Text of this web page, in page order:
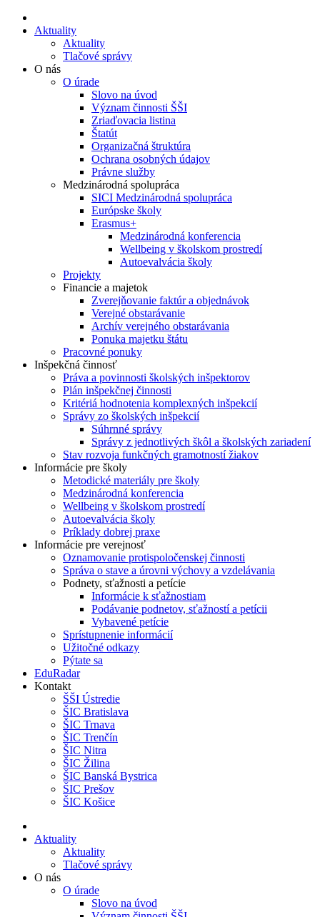
Aktuality
Aktuality
Tlačové správy
O nás
O úrade
Slovo na úvod
Význam činnosti ŠŠI
Zriaďovacia listina
Štatút
Organizačná štruktúra
Ochrana osobných údajov
Právne služby
Medzinárodná spolupráca
SICI Medzinárodná spolupráca
Európske školy
Erasmus+
Medzinárodná konferencia
Wellbeing v školskom prostredí
Autoevalvácia školy
Projekty
Financie a majetok
Zverejňovanie faktúr a objednávok
Verejné obstarávanie
Archív verejného obstarávania
Ponuka majetku štátu
Pracovné ponuky
Inšpekčná činnosť
Práva a povinnosti školských inšpektorov
Plán inšpekčnej činnosti
Kritériá hodnotenia komplexných inšpekcií
Správy zo školských inšpekcií
Súhrnné správy
Správy z jednotlivých škôl a školských zariadení
Stav rozvoja funkčných gramotností žiakov
Informácie pre školy
Metodické materiály pre školy
Medzinárodná konferencia
Wellbeing v školskom prostredí
Autoevalvácia školy
Príklady dobrej praxe
Informácie pre verejnosť
Oznamovanie protispoločenskej činnosti
Správa o stave a úrovni výchovy a vzdelávania
Podnety, sťažnosti a petície
Informácie k sťažnostiam
Podávanie podnetov, sťažností a petícii
Vybavené petície
Sprístupnenie informácií
Užitočné odkazy
Pýtate sa
EduRadar
Kontakt
ŠŠI Ústredie
ŠIC Bratislava
ŠIC Trnava
ŠIC Trenčín
ŠIC Nitra
ŠIC Žilina
ŠIC Banská Bystrica
ŠIC Prešov
ŠIC Košice
Aktuality
Aktuality
Tlačové správy
O nás
O úrade
Slovo na úvod